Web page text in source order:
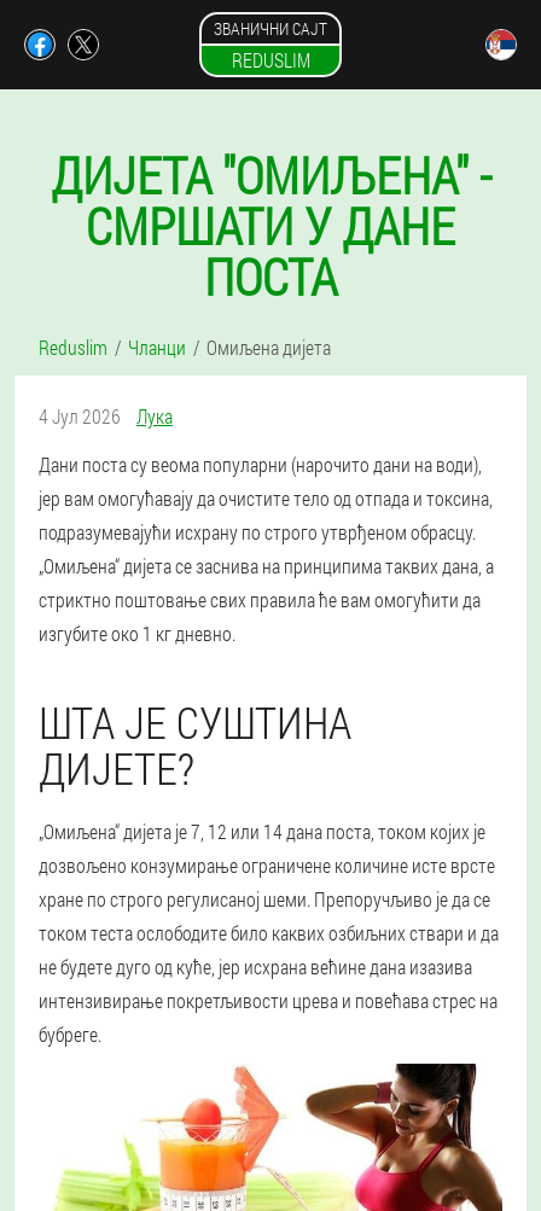
ЗВАНИЧНИ САЈТ
REDUSLIM
ДИЈЕТА "ОМИЉЕНА" -
СМРШАТИ У ДАНЕ
ПОСТА
Reduslim Чланци Омиљена дијета
4 Јул 2026
Лука
Дани поста су веома популарни (нарочито дани на води),
јер вам омогућавају да очистите тело од отпада и токсина,
подразумевајући исхрану по строго утврђеном обрасцу.
„Омиљена“ дијета се заснива на принципима таквих дана, а
стриктно поштовање свих правила ће вам омогућити да
изгубите око 1 кг дневно.
ШТА ЈЕ СУШТИНА
ДИЈЕТЕ?
„Омиљена“ дијета је 7, 12 или 14 дана поста, током којих је
дозвољено конзумирање ограничене количине исте врсте
хране по строго регулисаној шеми. Препоручљиво је да се
током теста ослободите било каквих озбиљних ствари и да
не будете дуго од куће, јер исхрана већине дана изазива
интензивирање покретљивости црева и повећава стрес на
бубреге.